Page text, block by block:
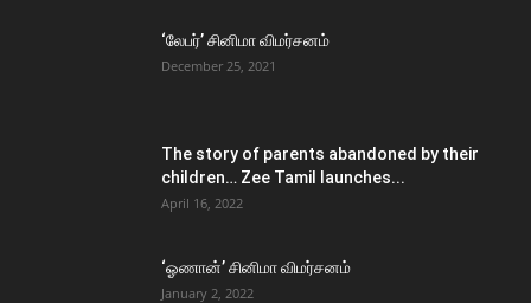
‘லேபர்’ சினிமா விமர்சனம்
December 25, 2021
The story of parents abandoned by their
children… Zee Tamil launches...
April 16, 2022
‘ஓணான்’ சினிமா விமர்சனம்
January 2, 2022